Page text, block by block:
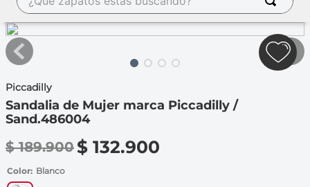
Piccadilly
Sandalia de Mujer marca Piccadilly /
Sand.486004
$ 189.900 $ 132.900
Color Blanco
1
carolina cruz
4.
ipanema
5.
tacones
6.
tenis